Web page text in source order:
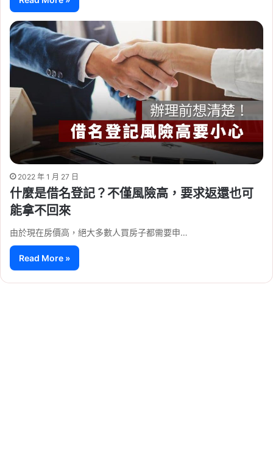
2022 年 1 月 27 日
什麼是借名登記？不僅風險高，要求返還也可
能拿不回來
由於現在房價高，絕大多數人買房子都需要申…
Read More »